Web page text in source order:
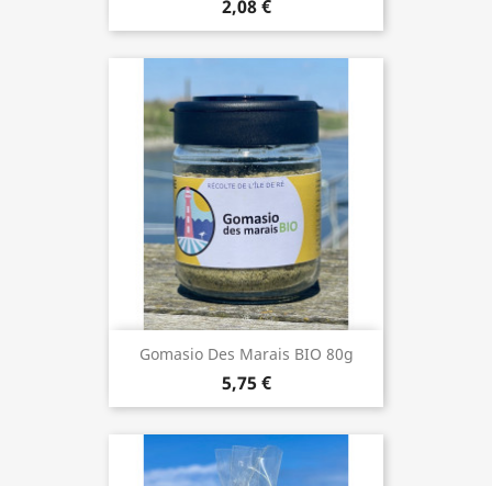
2,08 €
Gomasio Des Marais BIO 80g
5,75 €